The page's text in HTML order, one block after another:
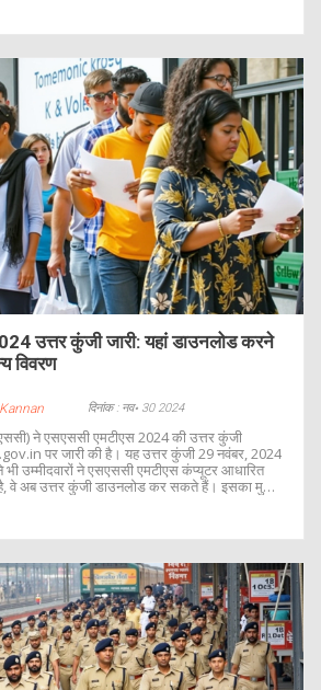
उत्तर कुंजी जारी: यहां डाउनलोड करने
विवरण
दिनांक : नव॰ 30 2024
ने एसएससी एमटीएस 2024 की उत्तर कुंजी
पर जारी की है। यह उत्तर कुंजी 29 नवंबर, 2024
उम्मीदवारों ने एसएससी एमटीएस कंप्यूटर आधारित
है, वे अब उत्तर कुंजी डाउनलोड कर सकते हैं। इसका मुख्य